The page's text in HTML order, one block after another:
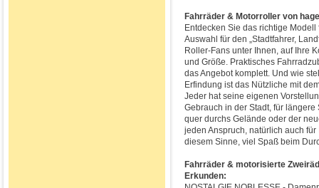
Fahrräder & Motorroller von
Entdecken Sie das richtige
Auswahl für den „Stadtfahrer,
Roller-Fans unter Ihnen, auf Ihre
und Größe. Praktisches
das Angebot komplett. Und wie
Erfindung ist das Nützliche mit
Jeder hat seine eigenen
Gebrauch in der Stadt, für
quer durchs Gelände oder der
jeden Anspruch, natürlich auch
diesem Sinne, viel Spaß beim
Fahrräder & motorisierte
Erkunden: